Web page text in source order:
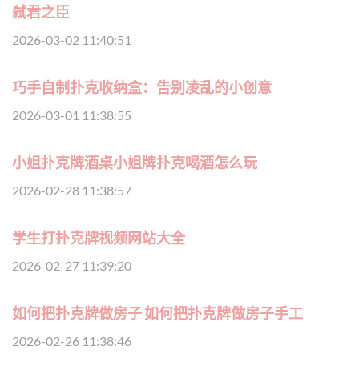
弑君之臣
2026-03-02 11:40:51
巧手自制扑克收纳盒：告别凌乱的小创意
2026-03-01 11:38:55
小姐扑克牌酒桌小姐牌扑克喝酒怎么玩
2026-02-28 11:38:57
学生打扑克牌视频网站大全
2026-02-27 11:39:20
如何把扑克牌做房子 如何把扑克牌做房子手工
2026-02-26 11:38:46